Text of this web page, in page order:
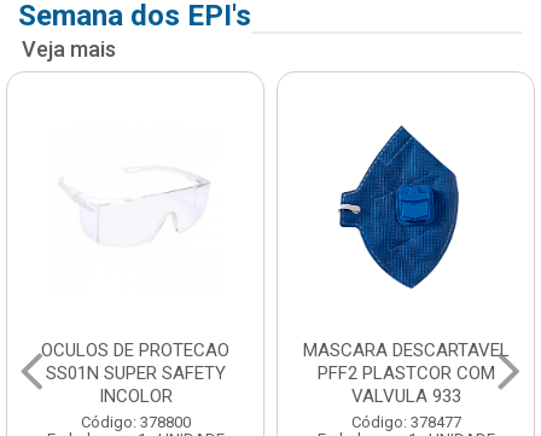
Semana dos EPI's
Veja mais
OCULOS DE PROTECAO
SS01N SUPER SAFETY
INCOLOR
Código: 378800
MASCARA DESCARTAVEL
PFF2 PLASTCOR COM
VALVULA 933
Código: 378477